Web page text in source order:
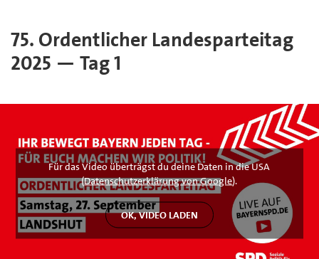
75. Ordentlicher Landesparteitag
2025 — Tag 1
Für das Video überträgst du deine Daten in die USA
(Datenschutzerklärung von Google).